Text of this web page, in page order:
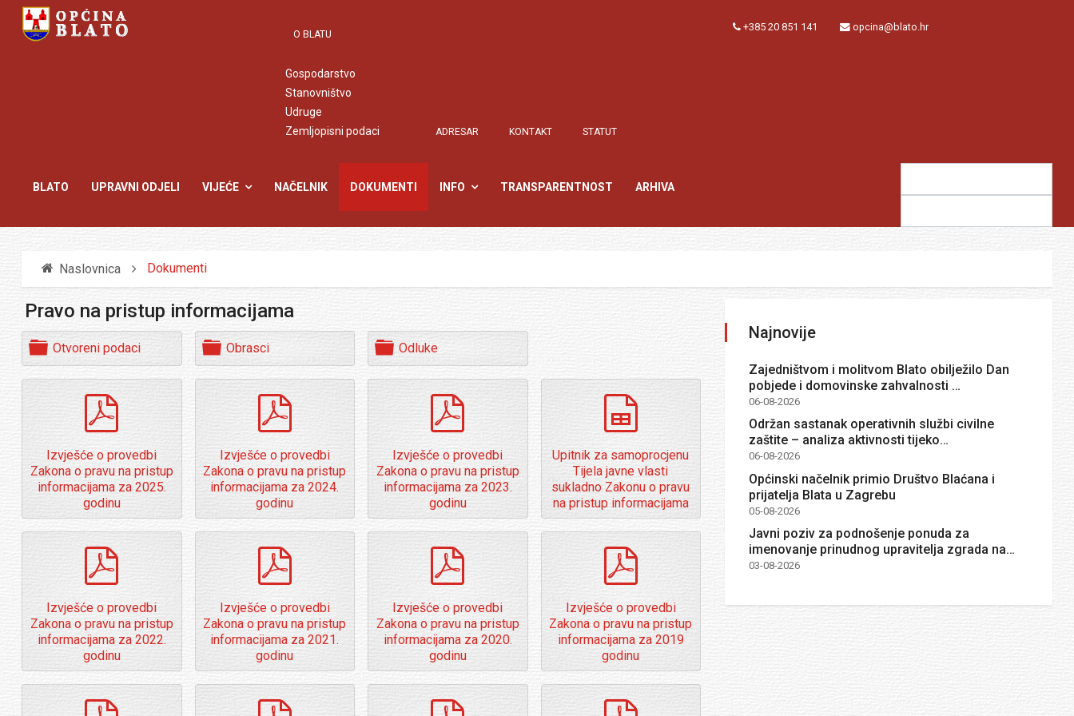
O BLATU
Gospodarstvo
Stanovništvo
Udruge
Zemljopisni podaci
ADRESAR KONTAKT STATUT
+385 20 851 141 opcina@blato.hr
BLATO UPRAVNI ODJELI VIJEĆE NAČELNIK DOKUMENTI INFO TRANSPARENTNOST ARHIVA
Naslovnica Dokumenti
Pravo na pristup informacijama
F
l
Otvoreni podaci
F
o
l
Obrasci
F
l
Odluke
Izvješće o provedbi
Zakona o pravu na pristup
informacijama za 2025.
godinu
Izvješće o provedbi
Zakona o pravu na pristup
informacijama za 2024.
godinu
Izvješće o provedbi
Zakona o pravu na pristup
informacijama za 2023.
godinu
Upitnik za samoprocjenu
Tijela javne vlasti
sukladno Zakonu o pravu
na pristup informacijama
Izvješće o provedbi
Zakona o pravu na pristup
informacijama za 2022.
godinu
Izvješće o provedbi
Zakona o pravu na pristup
informacijama za 2021.
godinu
Izvješće o provedbi
Zakona o pravu na pristup
informacijama za 2020.
godinu
Izvješće o provedbi
Zakona o pravu na pristup
informacijama za 2019
godinu
Najnovije
Zajedništvom i molitvom Blato obilježilo Dan
pobjede i domovinske zahvalnosti …
06-08-2026
Održan sastanak operativnih službi civilne
zaštite – analiza aktivnosti tijeko…
06-08-2026
Općinski načelnik primio Društvo Blaćana i
prijatelja Blata u Zagrebu
05-08-2026
Javni poziv za podnošenje ponuda za
imenovanje prinudnog upravitelja zgrada na…
03-08-2026